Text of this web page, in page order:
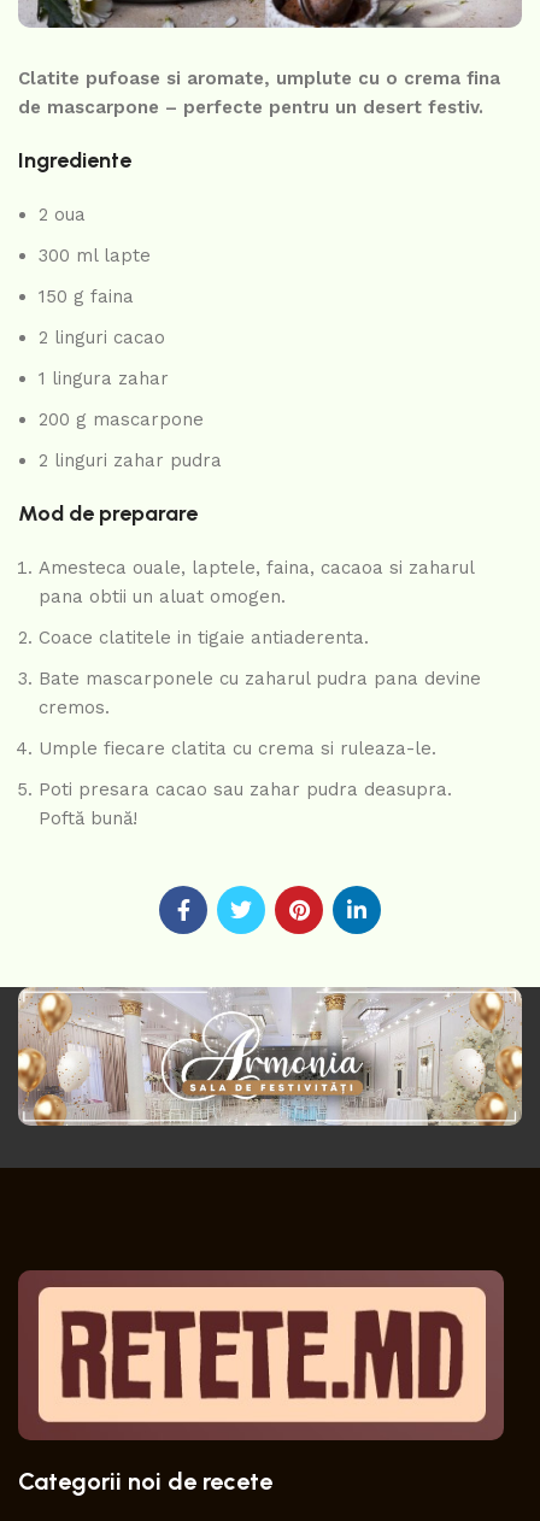
Clatite pufoase si aromate, umplute cu o crema fina
de mascarpone – perfecte pentru un desert festiv.
Ingrediente
2 oua
300 ml lapte
150 g faina
2 linguri cacao
1 lingura zahar
200 g mascarpone
2 linguri zahar pudra
Mod de preparare
Amesteca ouale, laptele, faina, cacaoa si zaharul
pana obtii un aluat omogen.
Coace clatitele in tigaie antiaderenta.
Bate mascarponele cu zaharul pudra pana devine
cremos.
Umple fiecare clatita cu crema si ruleaza-le.
Poti presara cacao sau zahar pudra deasupra.
Poftă bună!
Categorii noi de recete